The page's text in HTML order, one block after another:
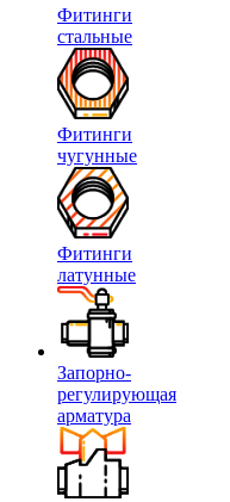
Фитинги
стальные
Фитинги
чугунные
Фитинги
латунные
Запорно-
регулирующая
арматура